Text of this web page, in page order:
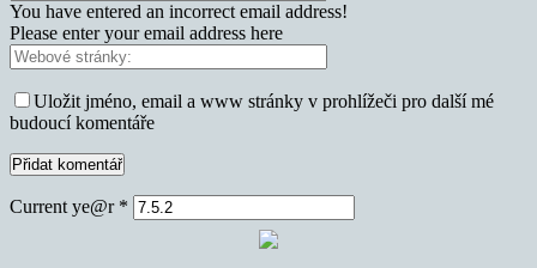
You have entered an incorrect email address!
Please enter your email address here
Uložit jméno, email a www stránky v prohlížeči pro další mé
budoucí komentáře
Current ye@r *